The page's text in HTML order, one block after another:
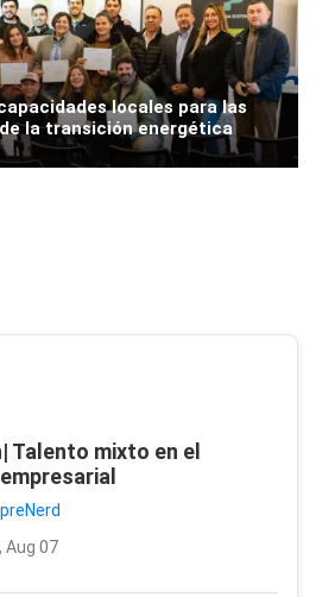
locales para las
la transición energética
Talento mixto en el
Aug 07